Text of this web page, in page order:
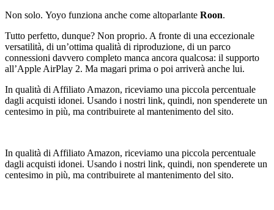
Non solo. Yoyo funziona anche come altoparlante Roon.
Tutto perfetto, dunque? Non proprio. A fronte di una eccezionale
versatilità, di un’ottima qualità di riproduzione, di un parco
connessioni davvero completo manca ancora qualcosa: il supporto
all’Apple AirPlay 2. Ma magari prima o poi arriverà anche lui.
In qualità di Affiliato Amazon, riceviamo una piccola percentuale
dagli acquisti idonei. Usando i nostri link, quindi, non spenderete un
centesimo in più, ma contribuirete al mantenimento del sito.
In qualità di Affiliato Amazon, riceviamo una piccola percentuale
dagli acquisti idonei. Usando i nostri link, quindi, non spenderete un
centesimo in più, ma contribuirete al mantenimento del sito.